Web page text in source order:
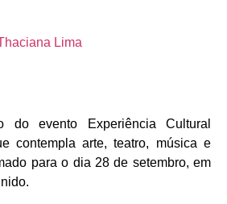
Lima
do evento Experiência Cultural
contempla arte, teatro, música e
para o dia 28 de setembro, em